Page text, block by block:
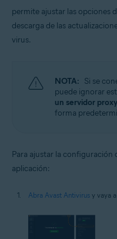
permite ajustar las opciones
descarga de las
virus.
NOTA: Si se
puede ignorar
un servidor
forma
Para ajustar la configuración
aplicación:
Abra Avast Antivirus y vaya a